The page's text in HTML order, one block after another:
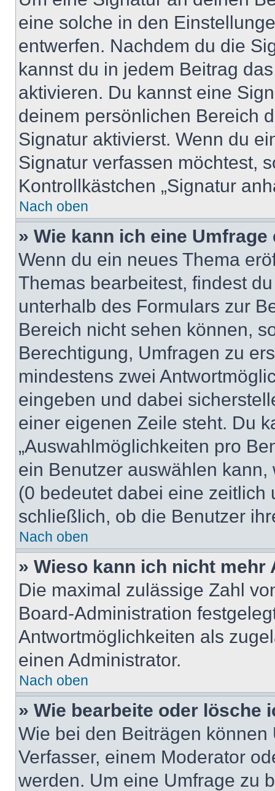
eine solche in den
entwerfen. Nachdem du die
kannst du in jedem Beitrag
aktivieren. Du kannst eine
deinem persönlichen Bereich
Signatur aktivierst. Wenn du
Signatur verfassen möchtest,
Kontrollkästchen „Signatur
Nach oben
» Wie kann ich eine
Wenn du ein neues Thema
Themas bearbeitest, findest
unterhalb des Formulars zur
Bereich nicht sehen können,
Berechtigung, Umfragen zu
mindestens zwei
eingeben und dabei
einer eigenen Zeile steht. Du
„Auswahlmöglichkeiten pro
ein Benutzer auswählen
(0 bedeutet dabei eine
schließlich, ob die Benutzer
Nach oben
» Wieso kann ich nicht
Die maximal zulässige Zahl
Board-Administration
Antwortmöglichkeiten als
einen Administrator.
Nach oben
» Wie bearbeite oder lösche
Wie bei den Beiträgen
Verfasser, einem Moderator
werden. Um eine Umfrage zu